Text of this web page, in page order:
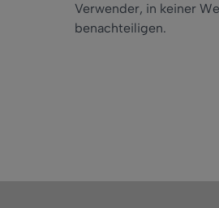
Verwender, in keiner
benachteiligen.